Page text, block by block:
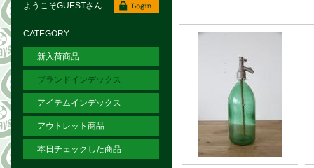
ようこそGUESTさん
CATEGORY
新入荷商品
ブランドインデックス
アイテムインデックス
アウトレット商品
本日チェックした商品